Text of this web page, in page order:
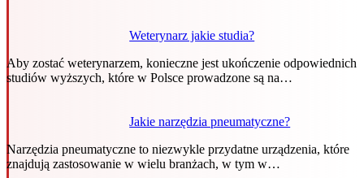
Weterynarz jakie studia?
Aby zostać weterynarzem, konieczne jest ukończenie odpowiednich
studiów wyższych, które w Polsce prowadzone są na…
Jakie narzędzia pneumatyczne?
Narzędzia pneumatyczne to niezwykle przydatne urządzenia, które
znajdują zastosowanie w wielu branżach, w tym w…